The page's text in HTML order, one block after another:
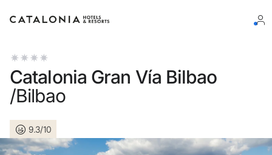
Inicie sessão na sua conta
Esqueceu-se da palavra-passe?
Catalonia Gran Vía Bilbao
/Bilbao
9.3/10